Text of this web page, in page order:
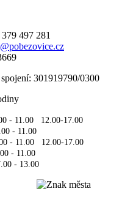
497 281
301919790/0300
- 11.00 12.00-17.00
- 11.00
- 11.00 12.00-17.00
- 11.00
- 13.00